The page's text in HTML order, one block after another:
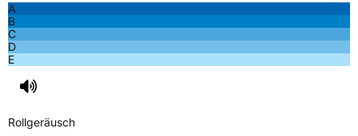
A
B
C
D
E
Rollgeräusch